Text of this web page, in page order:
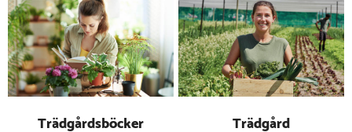
Trädgårdsböcker Trädgård